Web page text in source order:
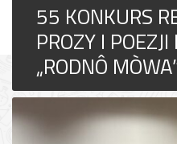
55 KONKURS
PROZY I
„RODNÔ